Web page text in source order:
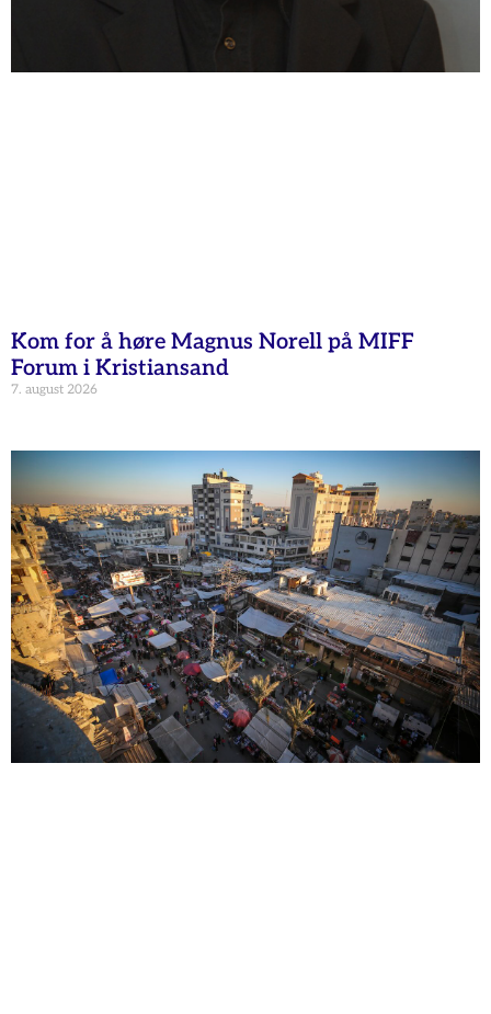
Kom for å høre Magnus Norell på MIFF
Forum i Kristiansand
7. august 2026